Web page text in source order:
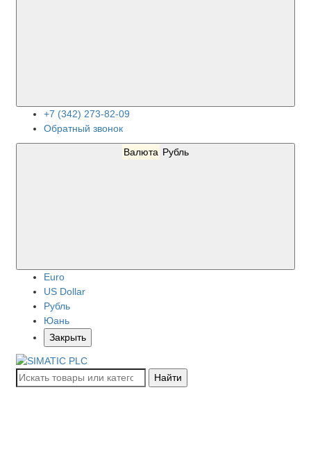
+7 (342) 273-82-09
Обратный звонок
Валюта Рубль
Euro
US Dollar
Рубль
Юань
Закрыть
Найти